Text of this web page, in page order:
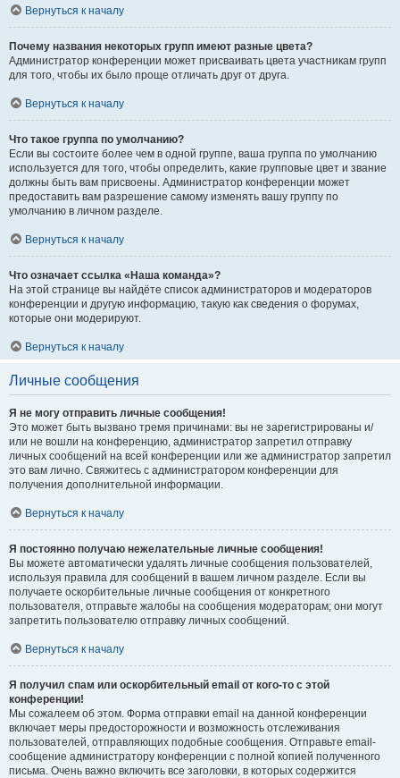
Вернуться к началу
Почему названия некоторых групп имеют разные цвета?
Администратор конференции может присваивать цвета участникам групп
для того, чтобы их было проще отличать друг от друга.
Вернуться к началу
Что такое группа по умолчанию?
Если вы состоите более чем в одной группе, ваша группа по умолчанию
используется для того, чтобы определить, какие групповые цвет и звание
должны быть вам присвоены. Администратор конференции может
предоставить вам разрешение самому изменять вашу группу по
умолчанию в личном разделе.
Вернуться к началу
Что означает ссылка «Наша команда»?
На этой странице вы найдёте список администраторов и модераторов
конференции и другую информацию, такую как сведения о форумах,
которые они модерируют.
Вернуться к началу
Личные сообщения
Я не могу отправить личные сообщения!
Это может быть вызвано тремя причинами: вы не зарегистрированы и/
или не вошли на конференцию, администратор запретил отправку
личных сообщений на всей конференции или же администратор запретил
это вам лично. Свяжитесь с администратором конференции для
получения дополнительной информации.
Вернуться к началу
Я постоянно получаю нежелательные личные сообщения!
Вы можете автоматически удалять личные сообщения пользователей,
используя правила для сообщений в вашем личном разделе. Если вы
получаете оскорбительные личные сообщения от конкретного
пользователя, отправьте жалобы на сообщения модераторам; они могут
запретить пользователю отправку личных сообщений.
Вернуться к началу
Я получил спам или оскорбительный email от кого-то с этой
конференции!
Мы сожалеем об этом. Форма отправки email на данной конференции
включает меры предосторожности и возможность отслеживания
пользователей, отправляющих подобные сообщения. Отправьте email-
сообщение администратору конференции с полной копией полученного
письма. Очень важно включить все заголовки, в которых содержится